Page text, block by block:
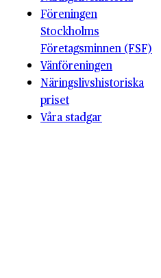
Föreningen
Stockholms
Företagsminnen (FSF)
Vänföreningen
Näringslivshistoriska
priset
Våra stadgar